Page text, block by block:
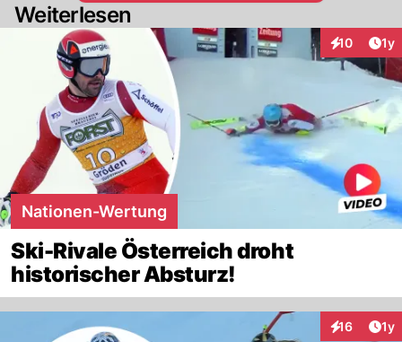
Weiterlesen
10 1y
Nationen-Wertung
Ski-Rivale Österreich droht
historischer Absturz!
16 1y